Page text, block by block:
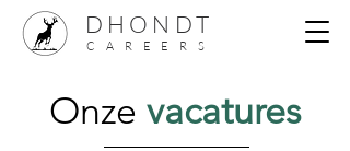
CAREERS
DHONDT
Onze vacatures